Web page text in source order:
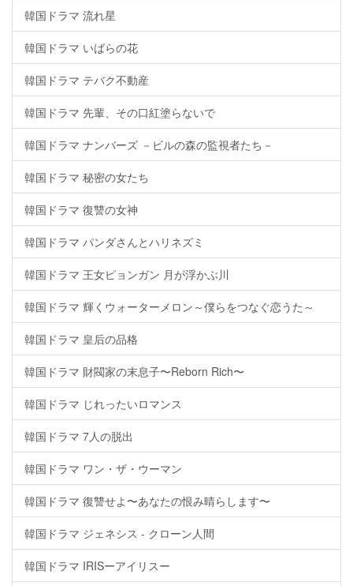
韓国ドラマ 流れ星
韓国ドラマ いばらの花
韓国ドラマ テバク不動産
韓国ドラマ 先輩、その口紅塗らないで
韓国ドラマ ナンバーズ －ビルの森の監視者たち－
韓国ドラマ 秘密の女たち
韓国ドラマ 復讐の女神
韓国ドラマ パンダさんとハリネズミ
韓国ドラマ 王女ピョンガン 月が浮かぶ川
韓国ドラマ 輝くウォーターメロン～僕らをつなぐ恋うた～
韓国ドラマ 皇后の品格
韓国ドラマ 財閥家の末息子〜Reborn Rich〜
韓国ドラマ じれったいロマンス
韓国ドラマ 7人の脱出
韓国ドラマ ワン・ザ・ウーマン
韓国ドラマ 復讐せよ〜あなたの恨み晴らします〜
韓国ドラマ ジェネシス - クローン人間
韓国ドラマ IRISーアイリスー